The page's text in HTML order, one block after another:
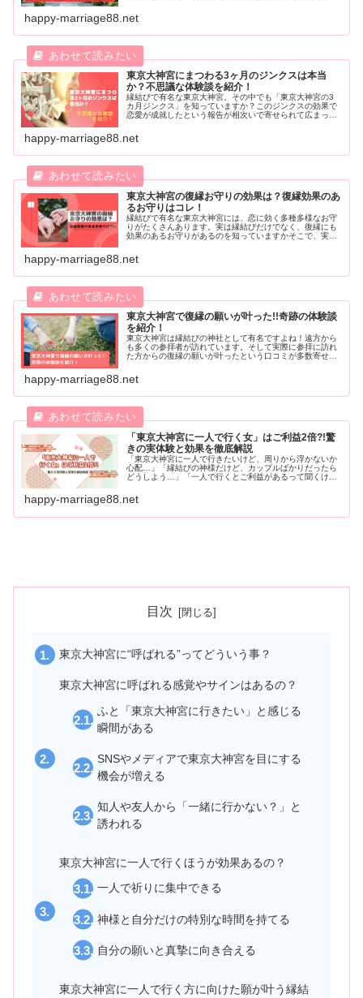
感じた方も、きっと新たな発見がありますよ！
happy-marriage88.net
東京大神宮にまつわる3ヶ月のジンクスは本当
か？不思議な体験談を紹介！
縁結びで有名な東京大神宮。その中でも「東京大神宮の3
カ月ジンクス」を知っていますか？このジンクスの効果で
恋愛が成就したという報告が相次いで寄せられて広まって
験談を紹介しますね。
happy-marriage88.net
東京大神宮の復縁お守りの効果は？復縁効果のあ
るお守りはコレ！
縁結びで有名な東京大神宮には、恋に効く多種多様なお守
りがたくさんあります。実は縁結びだけでなく、復縁にも
効果のあるお守りがあるのを知っていますかそこで、実際
happy-marriage88.net
東京大神宮で復縁の願いが叶った!!奇跡の体験談
を紹介！
東京大神宮は縁結びの神社として有名ですよね！遠方から
も多くの参拝者が訪れています。そして実際に参拝に訪れ
た方からの復縁の願いが叶ったという口コミが多数寄せら
て紹介します♪
happy-marriage88.net
「東京大神宮に一人で行く女」はご利益2倍?!驚
きの実体験と効果を徹底解説
「東京大神宮に一人で行きたいけど、周りから浮かないか
心配…」「縁結びの神様だけど、カップルばかりだったら
どうしよう…」「一人で行くとご利益があるって聞くけど
いませんか？恋愛成就のご利益で有名な東京大神宮。テレ
ビやSNSでもよく紹介されているため、「いつか行ってみ
happy-marriage88.net
目次
東京大神宮に“呼ばれる”ってどういう事？
東京大神宮に呼ばれる感覚やサインはあるの？
ふと「東京大神宮に行きたい」と感じる
瞬間がある
SNSやメディアで東京大神宮を目にする
機会が増える
知人や友人から「一緒に行かない？」と
誘われる
東京大神宮に一人で行くほうが効果あるの？
一人で祈りに集中できる
神様と自分だけの特別な時間を持てる
自分の願いと真摯に向き合える
東京大神宮に一人で行く方に向けた願が叶う縁結